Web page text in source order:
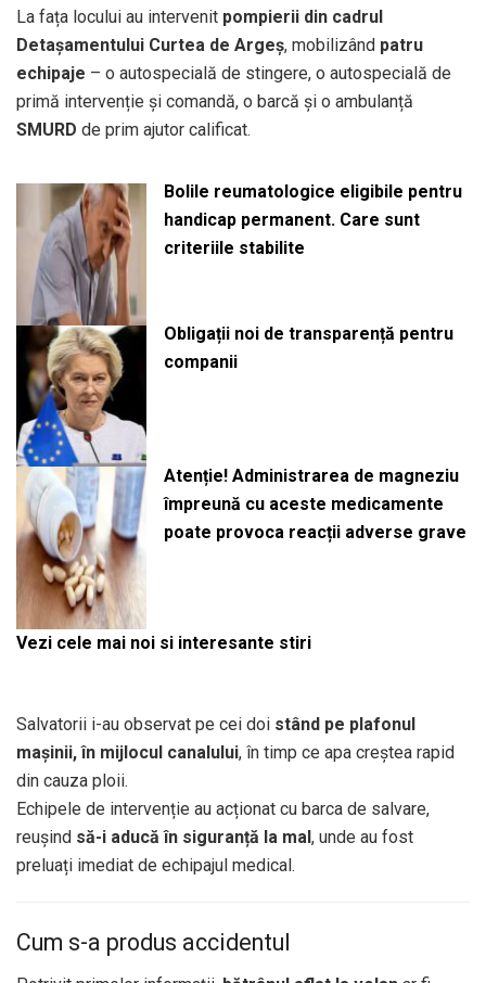
La fața locului au intervenit pompierii din cadrul
Detașamentului Curtea de Argeș, mobilizând patru
echipaje – o autospecială de stingere, o autospecială de
primă intervenție și comandă, o barcă și o ambulanță
SMURD de prim ajutor calificat.
Bolile reumatologice eligibile pentru
handicap permanent. Care sunt
criteriile stabilite
Obligații noi de transparență pentru
companii
Atenție! Administrarea de magneziu
împreună cu aceste medicamente
poate provoca reacții adverse grave
Vezi cele mai noi si interesante stiri
Salvatorii i-au observat pe cei doi stând pe plafonul
mașinii, în mijlocul canalului, în timp ce apa creștea rapid
din cauza ploii.
Echipele de intervenție au acționat cu barca de salvare,
reușind să-i aducă în siguranță la mal , unde au fost
preluați imediat de echipajul medical.
Cum s-a produs accidentul